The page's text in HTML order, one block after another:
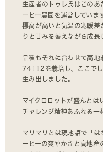
生産者のトゥレ氏はこのあ
ーヒー農園を運営していま
標高が高いと気温の寒暖差
りと甘みを蓄えながら成長
品種もそれに合わせて高
74112を栽培し、ここで
生み出しました。
マイクロロットが盛んとは
チャレンジ精神あふれる一
マリマリとは現地語で「は
ーヒーの爽やかさと高地産